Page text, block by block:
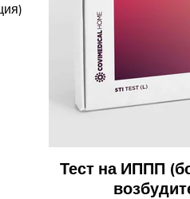
Тест на ИППП